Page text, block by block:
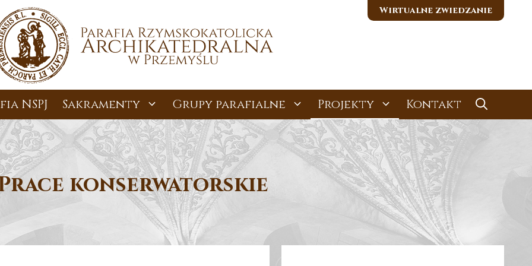
Wirtualne zwiedzanie
NSPJ Sakramenty Grupy parafialne Projekty Kontakt
konserwatorskie